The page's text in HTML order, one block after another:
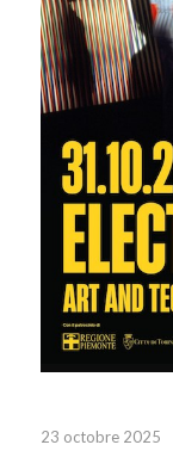
23 octobre 2025